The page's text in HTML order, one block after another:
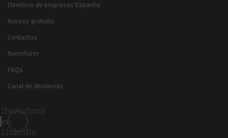
Diretório de empresas Espanha
Acesso gratuito
Contactos
Iberinform
FAQs
Canal de denúncias
Iberinform
en
Linkedin